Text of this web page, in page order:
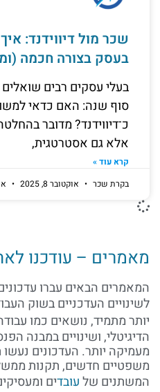
שכר מול דיווידנד:
בעסק בצורה חכמה
בעלי עסקים רבים
סוף שנה: האם כדאי
כ־דיווידנד? מדובר
אלא גם אסטרטגית,
קרא עוד »
בקרת שכר
אוקטובר 8, 2025
מאמרים – עודכנו
המאמרים הבאים עברו
לשינויים העדכניים בשוק
יותר מתמיד, נושאים כמו
הדיגיטלי, ושינויים במבנה
מעמיקה יותר. העדכונים
משפטיים חדשים, תקנות
המשתנים שלעובדים